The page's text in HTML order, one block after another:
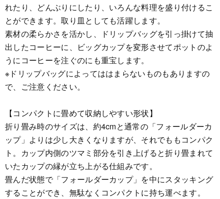
れたり、どんぶりにしたり、いろんな料理を盛り付けるこ
とができます。取り皿としても活躍します。
素材の柔らかさを活かし、ドリップバッグを引っ掛けて抽
出したコーヒーに、ビッグカップを変形させてポットのよ
うにコーヒーを注ぐのにも重宝します。
※ドリップバッグによってははまらないものもありますの
で、ご注意ください。
【コンパクトに畳めて収納しやすい形状】
折り畳み時のサイズは、約4cmと通常の「フォールダーカ
ップ」よりは少し大きくなりますが、それでももコンパク
ト。カップ内側のツマミ部分を引き上げると折り畳まれて
いたカップの縁が立ち上がる仕組みです。
畳んだ状態で「フォールダーカップ」を中にスタッキング
することができ、無駄なくコンパクトに持ち運べます。